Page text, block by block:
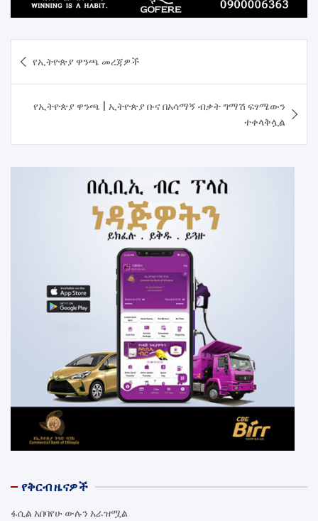
navigation
የኢትዮጵያ ዋንጫ መረጃዎች
የኢትዮጵያ ዋንጫ | ኢትዮጵያ ቡና በአሳማኝ ብቃት ግማሽ ፍፃሜውን
ተቀላቅሏል
የቅርብ ዜናዎች
ፋሲል አበባየሁ ውሉን አራዝሟል